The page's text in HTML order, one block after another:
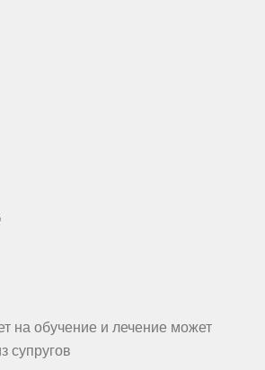
на обучение и лечение может
супругов